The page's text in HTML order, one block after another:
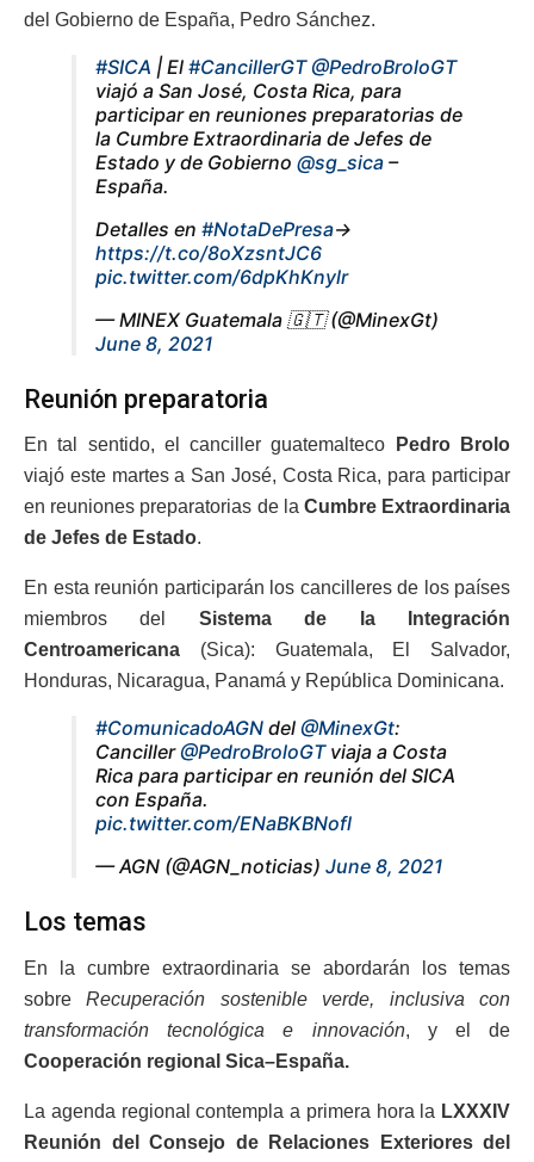
del Gobierno de España, Pedro Sánchez.
#SICA | El #CancillerGT @PedroBroloGT
viajó a San José, Costa Rica, para
participar en reuniones preparatorias de
la Cumbre Extraordinaria de Jefes de
Estado y de Gobierno @sg_sica –
España.
Detalles en #NotaDePresa→
https://t.co/8oXzsntJC6
pic.twitter.com/6dpKhKnylr
— MINEX Guatemala 🇬🇹 (@MinexGt)
June 8, 2021
Reunión preparatoria
En tal sentido, el canciller guatemalteco
Pedro Brolo
viajó este martes a San José, Costa Rica, para participar
en reuniones preparatorias de la Cumbre Extraordinaria
de Jefes de Estado.
En esta reunión participarán los cancilleres de los países
miembros del Sistema de la Integración
Centroamericana (Sica): Guatemala, El Salvador,
Honduras, Nicaragua, Panamá y República Dominicana.
#ComunicadoAGN del @MinexGt:
Canciller@PedroBroloGTviaja a Costa
Rica para participar en reunión del SICA
con España.
pic.twitter.com/ENaBKBNofl
— AGN (@AGN_noticias) June 8, 2021
Los temas
En la cumbre extraordinaria se abordarán los temas
sobreRecuperación sostenible verde, inclusiva con
transformación tecnológica e innovación, y el de
Cooperación regional Sica–España.
La agenda regional contempla a primera hora la LXXXIV
Reunión del Consejo de Relaciones Exteriores del